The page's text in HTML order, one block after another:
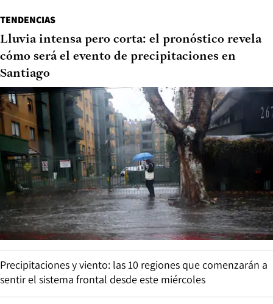
TENDENCIAS
Lluvia intensa pero corta: el pronóstico revela
cómo será el evento de precipitaciones en
Santiago
Precipitaciones y viento: las 10 regiones que comenzarán a
sentir el sistema frontal desde este miércoles